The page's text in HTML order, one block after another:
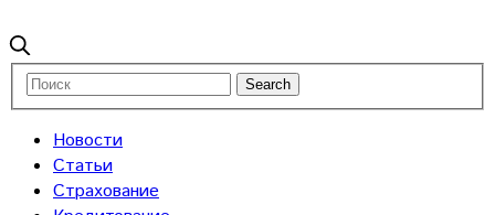
Новости
Статьи
Страхование